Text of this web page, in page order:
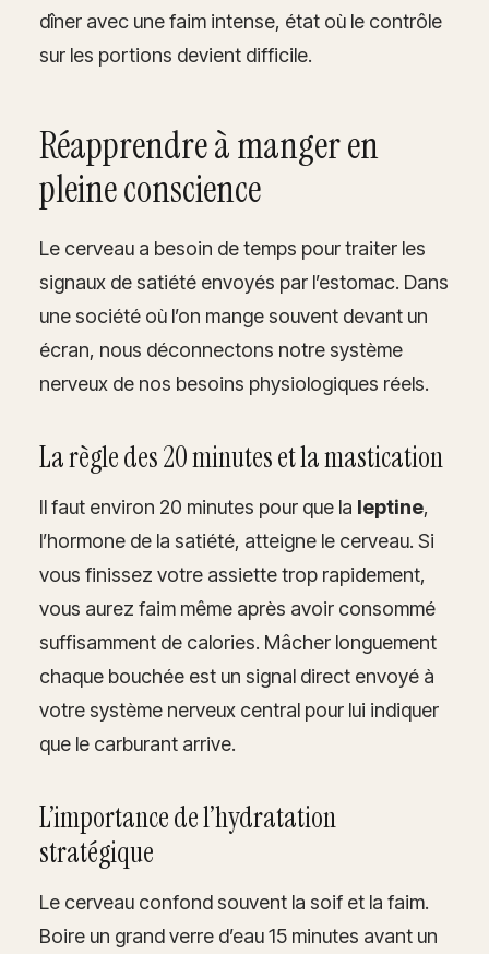
dîner avec une faim intense, état où le contrôle
sur les portions devient difficile.
Réapprendre à manger en
pleine conscience
Le cerveau a besoin de temps pour traiter les
signaux de satiété envoyés par l’estomac. Dans
une société où l’on mange souvent devant un
écran, nous déconnectons notre système
nerveux de nos besoins physiologiques réels.
La règle des 20 minutes et la mastication
Il faut environ 20 minutes pour que la leptine,
l’hormone de la satiété, atteigne le cerveau. Si
vous finissez votre assiette trop rapidement,
vous aurez faim même après avoir consommé
suffisamment de calories. Mâcher longuement
chaque bouchée est un signal direct envoyé à
votre système nerveux central pour lui indiquer
que le carburant arrive.
L’importance de l’hydratation
stratégique
Le cerveau confond souvent la soif et la faim.
Boire un grand verre d’eau 15 minutes avant un